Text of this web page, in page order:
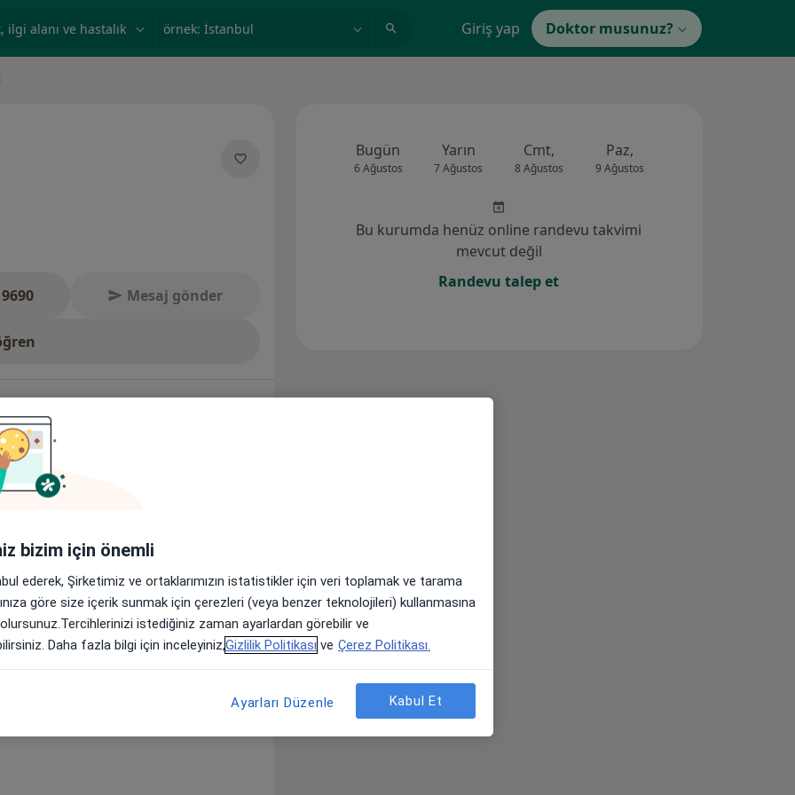
örnek: İstanbul Giriş yap Doktor musunuz?
Mesaj gönder
Hastanesi' nde Dermatoloji
Cilt Hastalıkları +5a11y_sr_more_diseases
Bugün
6 Ağustos
Yarın
7 Ağustos
Cmt,
8 Ağustos
Paz,
9 Ağustos
Bu kurumda henüz online randevu takvimi
mevcut değil
Randevu talep et
bizim için önemli
ederek, Şirketimiz ve ortaklarımızın istatistikler için veri toplamak ve tarama
göre size içerik sunmak için çerezleri (veya benzer teknolojileri) kullanmasına
istediğiniz zaman ayarlardan görebilir ve
Daha fazla bilgi için inceleyiniz,Gizlilik Politikası ve Çerez Politikası.
Ayarları Düzenle Kabul Et